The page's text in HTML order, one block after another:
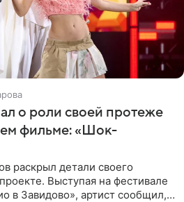
о роли своей протеже
фильме: «Шок-
раскрыл детали своего
Выступая на фестивале
в Завидово», артист сообщил,